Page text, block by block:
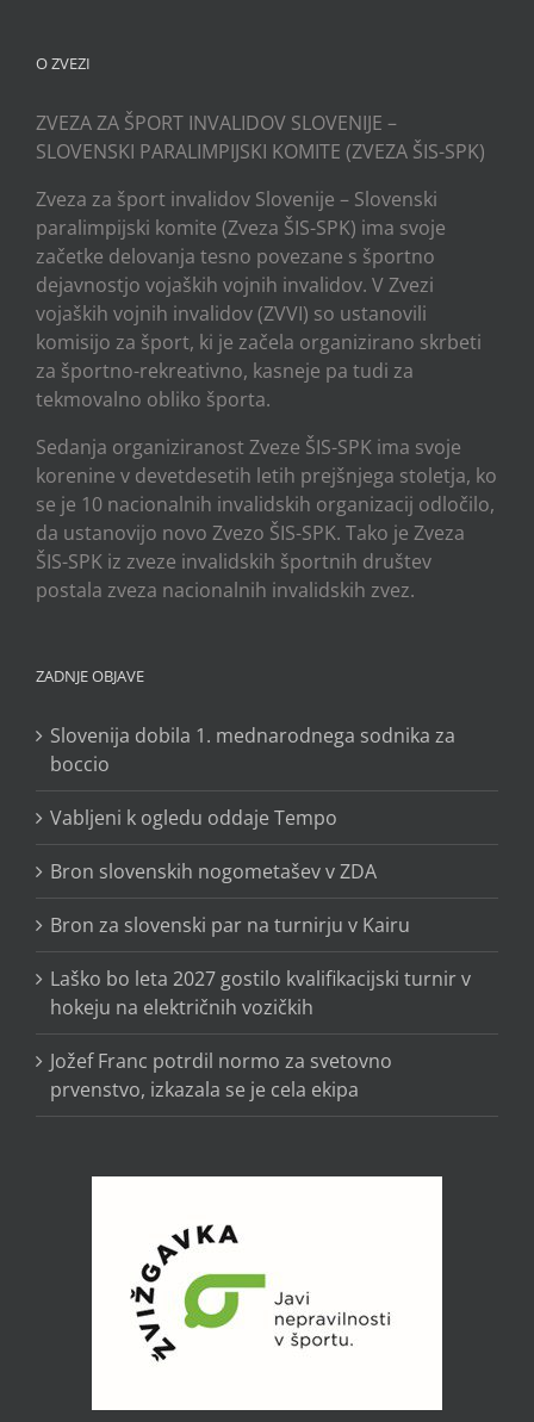
O ZVEZI
ZVEZA ZA ŠPORT INVALIDOV SLOVENIJE –
SLOVENSKI PARALIMPIJSKI KOMITE (ZVEZA ŠIS-SPK)
Zveza za šport invalidov Slovenije – Slovenski
paralimpijski komite (Zveza ŠIS-SPK) ima svoje
začetke delovanja tesno povezane s športno
dejavnostjo vojaških vojnih invalidov. V Zvezi
vojaških vojnih invalidov (ZVVI) so ustanovili
komisijo za šport, ki je začela organizirano skrbeti
za športno-rekreativno, kasneje pa tudi za
tekmovalno obliko športa.
Sedanja organiziranost Zveze ŠIS-SPK ima svoje
korenine v devetdesetih letih prejšnjega stoletja, ko
se je 10 nacionalnih invalidskih organizacij odločilo,
da ustanovijo novo Zvezo ŠIS-SPK. Tako je Zveza
ŠIS-SPK iz zveze invalidskih športnih društev
postala zveza nacionalnih invalidskih zvez.
ZADNJE OBJAVE
Slovenija dobila 1. mednarodnega sodnika za
boccio
Vabljeni k ogledu oddaje Tempo
Bron slovenskih nogometašev v ZDA
Bron za slovenski par na turnirju v Kairu
Laško bo leta 2027 gostilo kvalifikacijski turnir v
hokeju na električnih vozičkih
Jožef Franc potrdil normo za svetovno
prvenstvo, izkazala se je cela ekipa